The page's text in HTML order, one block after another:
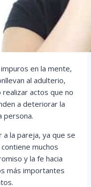
en la mente,
al adulterio,
realizar actos que no
a deteriorar la
persona.
la pareja, ya que se
muchos
y la fe hacia
más importantes